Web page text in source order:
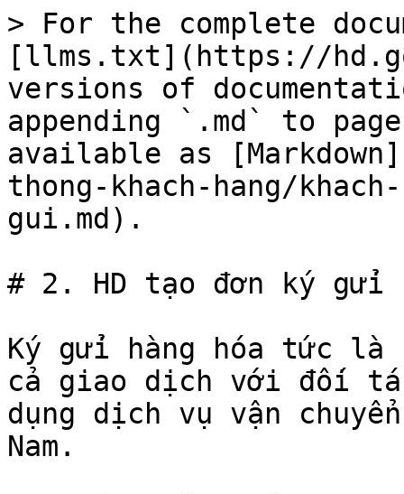
> For the complete
[llms.txt](https://
versions of
appending `.md` to
available as
thong-khach-hang/
gui.md).
# 2. HD tạo đơn ký gửi
Ký gửi hàng hóa tức là
cả giao dịch với đối
dụng dịch vụ vận
Nam.